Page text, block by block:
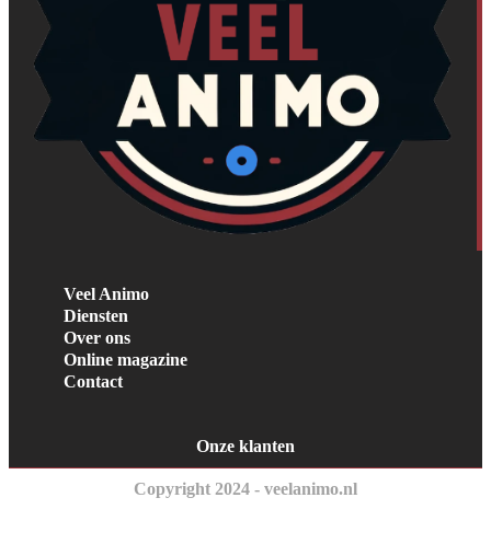
Veel Animo
Diensten
Over ons
Online magazine
Contact
Onze klanten
Copyright 2024 - veelanimo.nl